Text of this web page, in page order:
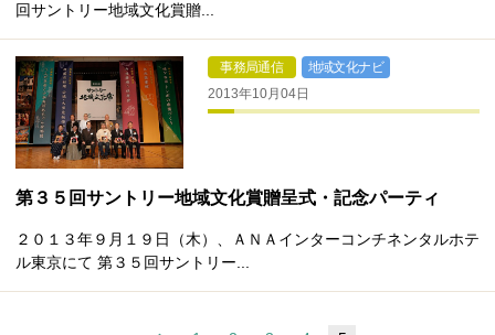
回サントリー地域文化賞贈...
事務局通信
地域文化ナビ
2013年10月04日
第３５回サントリー地域文化賞贈呈式・記念パーティ
２０１３年９月１９日（木）、ＡＮＡインターコンチネンタルホテ
ル東京にて 第３５回サントリー...